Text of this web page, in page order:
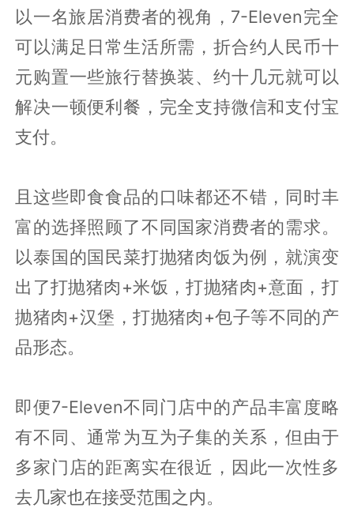
以一名旅居消费者的视角，7-Eleven完全
可以满足日常生活所需，折合约人民币十
元购置一些旅行替换装、约十几元就可以
解决一顿便利餐，完全支持微信和支付宝
支付。
且这些即食食品的口味都还不错，同时丰
富的选择照顾了不同国家消费者的需求。
以泰国的国民菜打抛猪肉饭为例，就演变
出了打抛猪肉+米饭，打抛猪肉+意面，打
抛猪肉+汉堡，打抛猪肉+包子等不同的产
品形态。
即便7-Eleven不同门店中的产品丰富度略
有不同、通常为互为子集的关系，但由于
多家门店的距离实在很近，因此一次性多
去几家也在接受范围之内。